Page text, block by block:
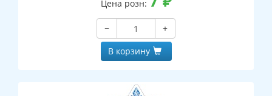
Цена розн:
−
+
В корзину